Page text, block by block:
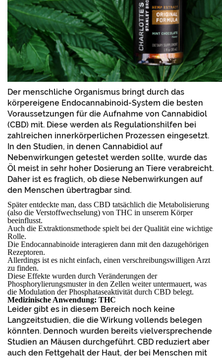
Der menschliche Organismus bringt durch das
körpereigene Endocannabinoid-System die besten
Voraussetzungen für die Aufnahme von Cannabidiol
(CBD) mit. Diese werden als Regulationshilfen bei
zahlreichen innerkörperlichen Prozessen eingesetzt.
In den Studien, in denen Cannabidiol auf
Nebenwirkungen getestet werden sollte, wurde das
Öl meist in sehr hoher Dosierung an Tiere verabreicht.
Daher ist es fraglich, ob diese Nebenwirkungen auf
den Menschen übertragbar sind.
Später entdeckte man, dass CBD tatsächlich die Metabolisierung
(also die Verstoffwechselung) von THC in unserem Körper
beeinflusst.
Auch die Extraktionsmethode spielt bei der Qualität eine wichtige
Rolle.
Die Endocannabinoide interagieren dann mit den dazugehörigen
Rezeptoren.
Allerdings ist es nicht einfach, einen verschreibungswilligen Arzt
zu finden.
Diese Effekte wurden durch Veränderungen der
Phosphorylierungsmuster in den Zellen weiter untermauert, was
die Modulation der Phosphataseaktivität durch CBD belegt.
Medizinische Anwendung: THC
Leider gibt es in diesem Bereich noch keine
Langzeitstudien, die die Wirkung vollends belegen
könnten. Dennoch wurden bereits vielversprechende
Studien an Mäusen durchgeführt. CBD reduziert aber
auch den Fettgehalt der Haut, der bei Menschen mit